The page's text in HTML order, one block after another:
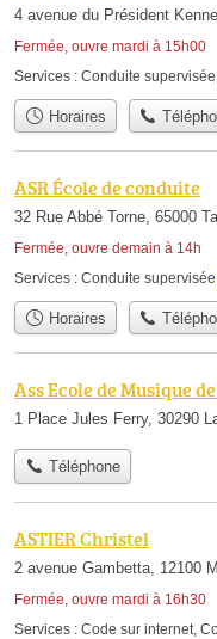
4 avenue du Président
Fermée, ouvre mardi à 15h00
Services : Conduite supervisée
Horaires
ASR École de conduite
32 Rue Abbé Torne, 65000
Fermée, ouvre demain à 14h
Services : Conduite supervisée
Horaires
Ass Ecole de Musique
1 Place Jules Ferry, 30290
Téléphone
ASTIER Christel
2 avenue Gambetta, 12100
Fermée, ouvre mardi à 16h30
Services : Code sur internet